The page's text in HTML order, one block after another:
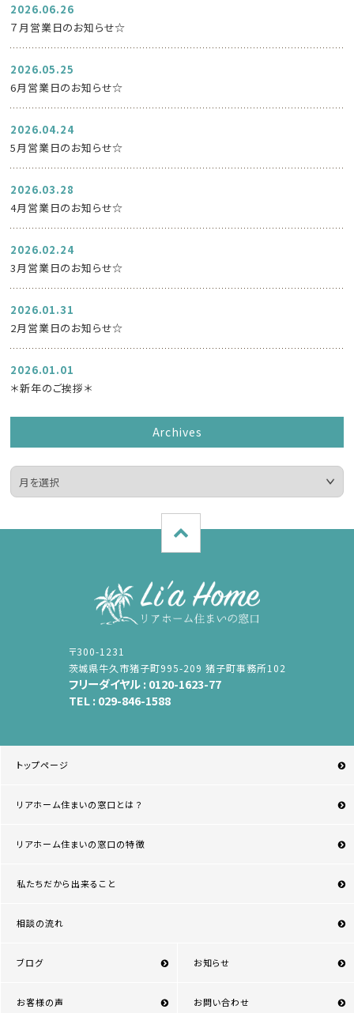
2026.06.26
７月営業日のお知らせ☆
2026.05.25
6月営業日のお知らせ☆
2026.04.24
5月営業日のお知らせ☆
2026.03.28
4月営業日のお知らせ☆
2026.02.24
3月営業日のお知らせ☆
2026.01.31
2月営業日のお知らせ☆
2026.01.01
＊新年のご挨拶＊
Archives
〒300-1231
茨城県牛久市猪子町995-209 猪子町事務所102
フリーダイヤル : 0120-1623-77
TEL : 029-846-1588
トップページ
リアホーム住まいの窓口とは？
リアホーム住まいの窓口の特徴
私たちだから出来ること
相談の流れ
ブログ
お客様の声
お知らせ
お問い合わせ